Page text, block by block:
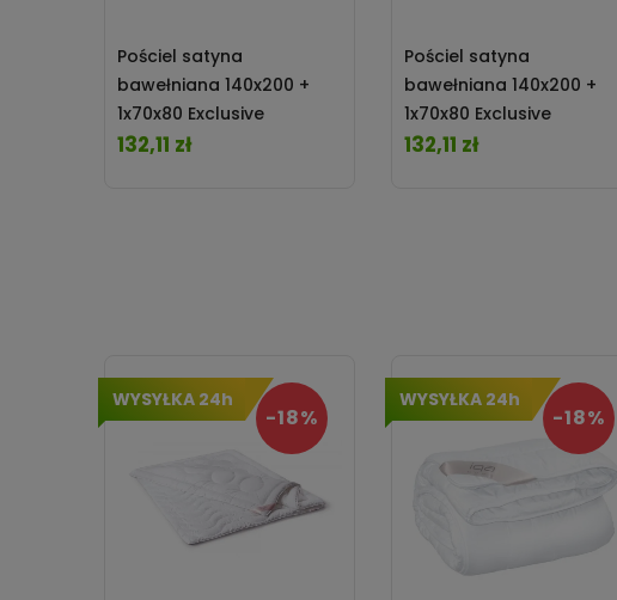
Pościel satyna
bawełniana 140x200 +
1x70x80 Exclusive
TM0203_SE48A Matex
Cena
132,11 zł
Pościel satyna
bawełniana 140x200 +
1x70x80 Exclusive
TM0203_SE49AMatex
Cena
132,11 zł
WYSYŁKA 24h
-18%
WYSYŁKA 24h
-18%